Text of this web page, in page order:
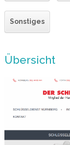
Sonstiges
Übersicht